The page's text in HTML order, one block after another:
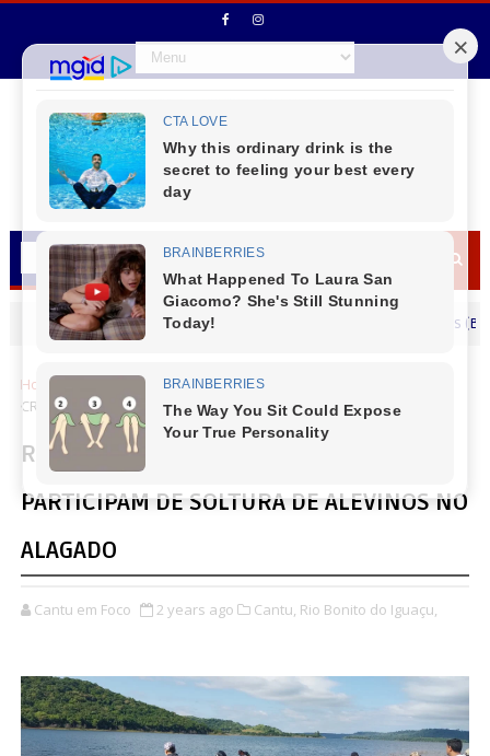
MENSAGEM DIA DOS PAIS Vice - Prefeito Ademilson Moraes (Bico)
Home Rio Bonito do Iguaçu
CRIANÇAS PARTICIPAM DE SOLTURA DE ALEVINOS NO ALAGADO
Rio Bonito do Iguaçu - CRIANÇAS
PARTICIPAM DE SOLTURA DE ALEVINOS NO
ALAGADO
Cantu em Foco 2 years ago Cantu, Rio Bonito do Iguaçu,